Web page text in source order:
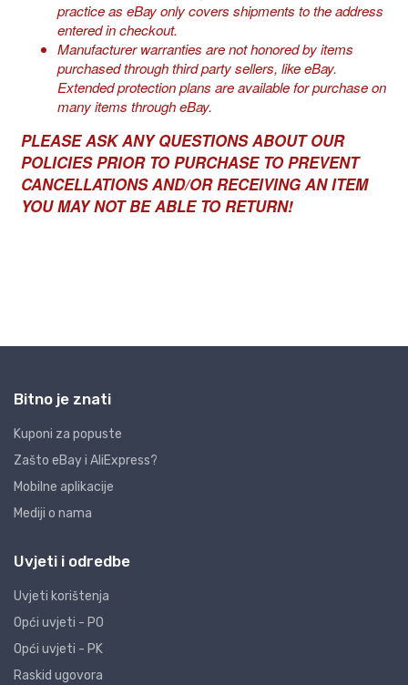
Bitno je znati
Kuponi za popuste
Zašto eBay i AliExpress?
Mobilne aplikacije
Mediji o nama
Uvjeti i odredbe
Uvjeti korištenja
Opći uvjeti - PO
Opći uvjeti - PK
Raskid ugovora